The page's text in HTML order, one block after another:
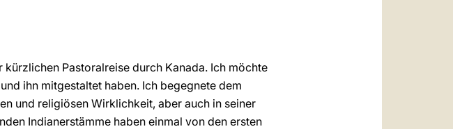
Pastoralreise durch Kanada. Ich möchte
ihn mitgestaltet haben. Ich begegnete dem
und religiösen Wirklichkeit, aber auch in seiner
Indianerstämme haben einmal von den ersten